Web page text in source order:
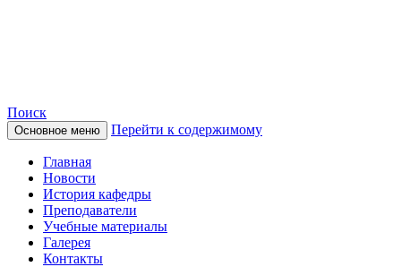
Поиск
Основное меню Перейти к содержимому
Главная
Новости
История кафедры
Преподаватели
Учебные материалы
Галерея
Контакты